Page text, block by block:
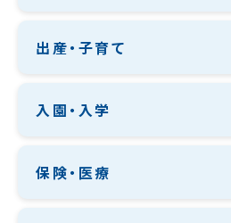
出産・子育て
入園・入学
保険・医療